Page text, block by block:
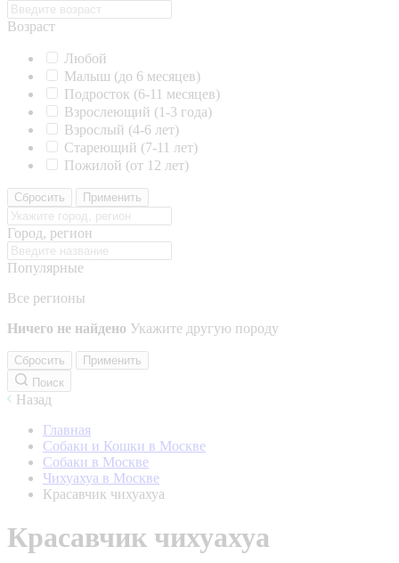
Возраст
Любой
Малыш (до 6 месяцев)
Подросток (6-11 месяцев)
Взрослеющий (1-3 года)
Взрослый (4-6 лет)
Стареющий (7-11 лет)
Пожилой (от 12 лет)
Сбросить Применить
Город, регион
Популярные
Все регионы
Ничего не найдено Укажите другую породу
Сбросить
Применить
Поиск
Назад
Главная
Собаки и Кошки в Москве
Собаки в Москве
Чихуахуа в Москве
Красавчик чихуахуа
Красавчик чихуахуа